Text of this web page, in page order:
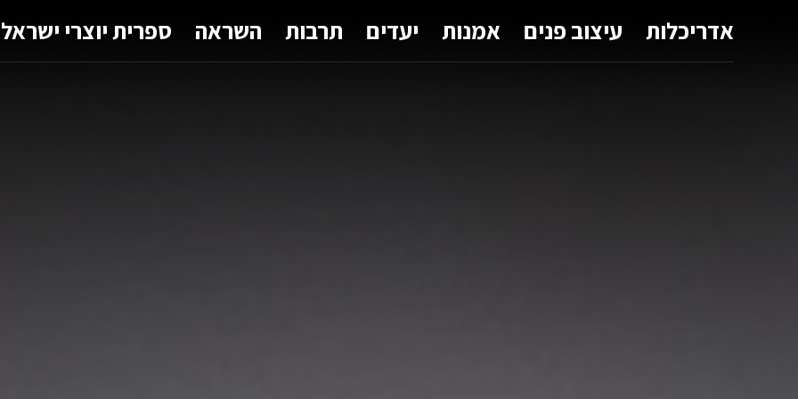
אדריכלות עיצוב פנים אמנות יעדים תרבות השראה ספרית יוצרי ישראל